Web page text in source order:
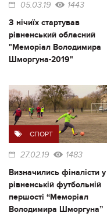
05.03.19 1443
З нічиїх стартував
рівненський обласний
"Меморіал Володимира
Шморгуна-2019"
СПОРТ
27.02.19 1483
Визначились фіналісти у
рівненській футбольній
першості “Меморіал
Володимира Шморгуна”